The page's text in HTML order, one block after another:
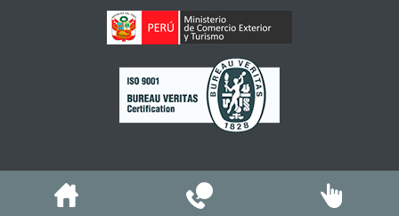
© Copyright 2020 - MINCETUR Todos los derechos reservados